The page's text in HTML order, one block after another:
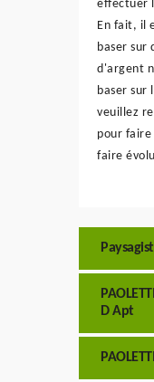
effectuer
En fait, il
baser sur
d'argent
baser sur
veuillez
pour faire
faire
D Apt